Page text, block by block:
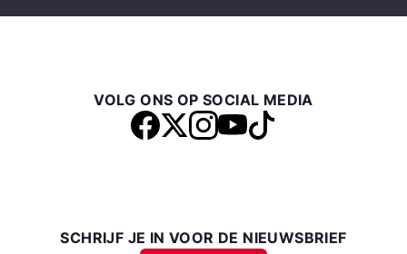
VOLG ONS OP SOCIAL MEDIA
SCHRIJF JE IN VOOR DE NIEUWSBRIEF